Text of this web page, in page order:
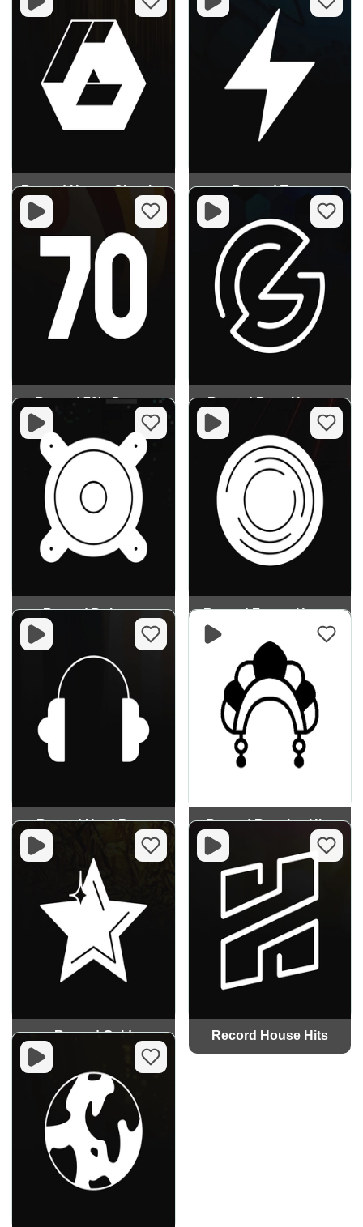
Record House Classics Record Trap
Record 70's Dance Record Bass House
Record Dubstep Record Future House
Record Hard Bass Record Russian Hits
Record Gold Record House Hits